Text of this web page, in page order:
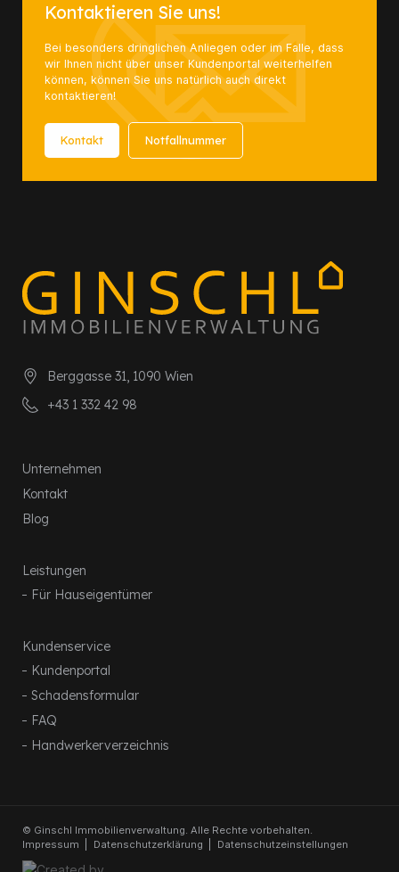
Kontaktieren Sie uns!
Bei besonders dringlichen Anliegen oder im Falle, dass
wir Ihnen nicht über unser Kundenportal weiterhelfen
können, können Sie uns natürlich auch direkt
kontaktieren!
Kontakt Notfallnummer
Berggasse 31, 1090 Wien
+43 1 332 42 98
Unternehmen
Kontakt
Blog
Leistungen
Für Hauseigentümer
Kundenservice
Kundenportal
Schadensformular
FAQ
Handwerkerverzeichnis
© Ginschl Immobilienverwaltung. Alle Rechte vorbehalten.
Impressum
Datenschutzerklärung Datenschutzeinstellungen